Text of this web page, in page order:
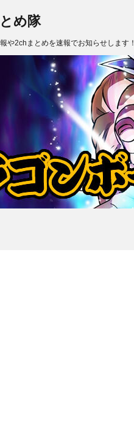
め隊
や2chまとめを速報でお知らせします！